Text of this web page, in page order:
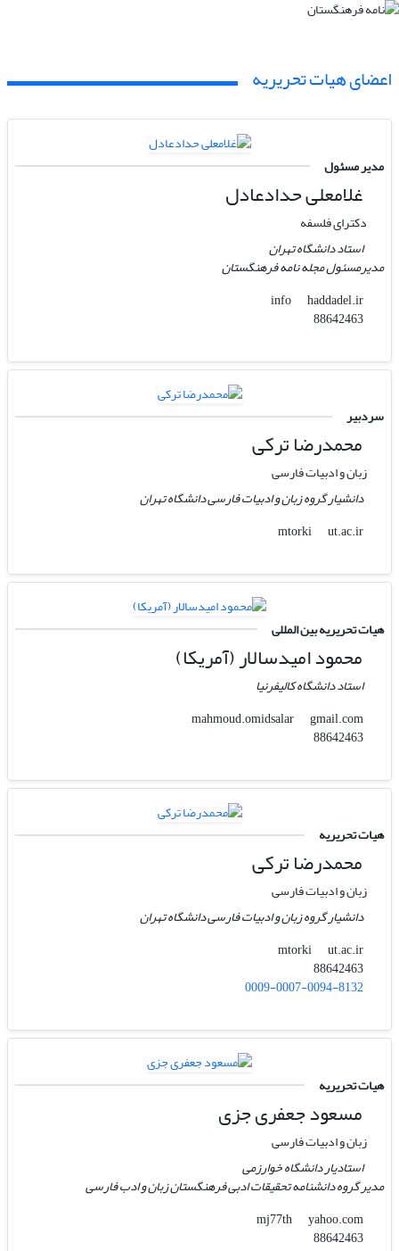
اعضای هیات تحریریه
مدیر مسئول
غلامعلی حدادعادل
دکترای فلسفه
استاد دانشگاه تهران
مدیرمسئول مجله نامه فرهنگستان
info
haddadel.ir
88642463
سردبیر
محمدرضا ترکی
زبان و ادبیات فارسی
دانشیار گروه زبان و ادبیات فارسی دانشگاه تهران
mtorki
ut.ac.ir
هیات تحریریه بین المللی
محمود امیدسالار (آمریکا)
استاد دانشگاه کالیفرنیا
mahmoud.omidsalar
gmail.com
88642463
هیات تحریریه
محمدرضا ترکی
زبان و ادبیات فارسی
دانشیار گروه زبان و ادبیات فارسی دانشگاه تهران
mtorki
ut.ac.ir
88642463
0009-0007-0094-8132
هیات تحریریه
مسعود جعفری جزی
زبان و ادبیات فارسی
استادیار دانشگاه خوارزمی
مدیر گروه دانشنامه تحقیقات ادبی فرهنگستان زبان و ادب فارسی
mj77th
yahoo.com
88642463